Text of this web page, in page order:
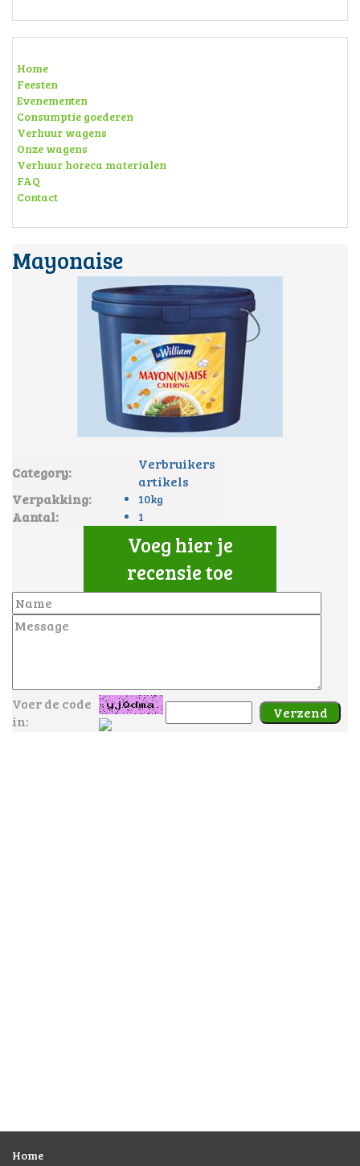
Home
Feesten
Evenementen
Consumptie goederen
Verhuur wagens
Onze wagens
Verhuur horeca materialen
FAQ
Contact
Mayonaise
Category:
Verbruikers
artikels
Verpakking:
10kg
Aantal: 1
Voeg hier je
recensie toe
Voer de code
in:
Home